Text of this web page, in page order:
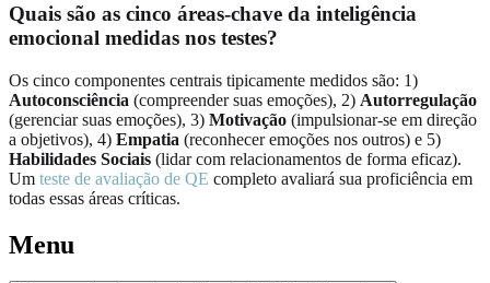
Quais são as cinco áreas-chave da inteligência
emocional medidas nos testes?
Os cinco componentes centrais tipicamente medidos são: 1)
Autoconsciência (compreender suas emoções), 2) Autorregulação
(gerenciar suas emoções), 3) Motivação (impulsionar-se em direção
a objetivos), 4) Empatia (reconhecer emoções nos outros) e 5)
Habilidades Sociais (lidar com relacionamentos de forma eficaz).
Um teste de avaliação de QE completo avaliará sua proficiência em
todas essas áreas críticas.
Menu